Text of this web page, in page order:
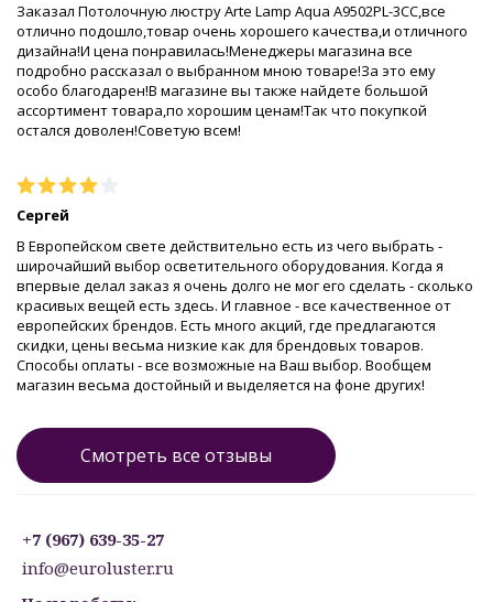
Заказал Потолочную люстру Arte Lamp Aqua A9502PL-3CC,все
отлично подошло,товар очень хорошего качества,и отличного
дизайна!И цена понравилась!Менеджеры магазина все
подробно рассказал о выбранном мною товаре!За это ему
особо благодарен!В магазине вы также найдете большой
ассортимент товара,по хорошим ценам!Так что покупкой
остался доволен!Советую всем!
Сергей
В Европейском свете действительно есть из чего выбрать -
широчайший выбор осветительного оборудования. Когда я
впервые делал заказ я очень долго не мог его сделать - сколько
красивых вещей есть здесь. И главное - все качественное от
европейских брендов. Есть много акций, где предлагаются
скидки, цены весьма низкие как для брендовых товаров.
Способы оплаты - все возможные на Ваш выбор. Вообщем
магазин весьма достойный и выделяется на фоне других!
Смотреть все отзывы
+7 (967) 639-35-27
info@euroluster.ru